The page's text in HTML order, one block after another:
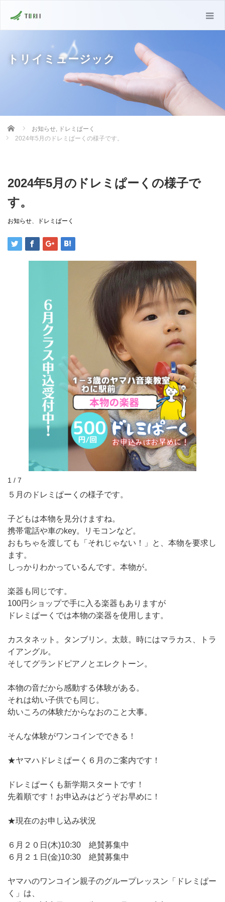
トリイミュージック
Home お知らせ, ドレミぱーく
2024年5月のドレミぱーくの様子です。
2024年5月のドレミぱーくの様子で
す。
お知らせ、 ドレミぱーく
1 / 7
５月のドレミぱーくの様子です。
子どもは本物を見分けますね。
携帯電話や車のkey。リモコンなど。
おもちゃを渡しても「それじゃない！」と、本物を要求し
ます。
しっかりわかっているんです。本物が。
楽器も同じです。
100円ショップで手に入る楽器もありますが
ドレミぱーくでは本物の楽器を使用します。
カスタネット。タンブリン。太鼓。時にはマラカス、トラ
イアングル。
そしてグランドピアノとエレクトーン。
本物の音だから感動する体験がある。
それは幼い子供でも同じ。
幼いころの体験だからなおのこと大事。
そんな体験がワンコインでできる！
★ヤマハドレミぱーく６月のご案内です！
ドレミぱーくも新学期スタートです！
先着順です！お申込みはどうぞお早めに！
★現在のお申し込み状況
６月２０日(木)10:30 絶賛募集中
６月２１日(金)10:30 絶賛募集中
ヤマハのワンコイン親子のグループレッスン「ドレミぱー
く」は、